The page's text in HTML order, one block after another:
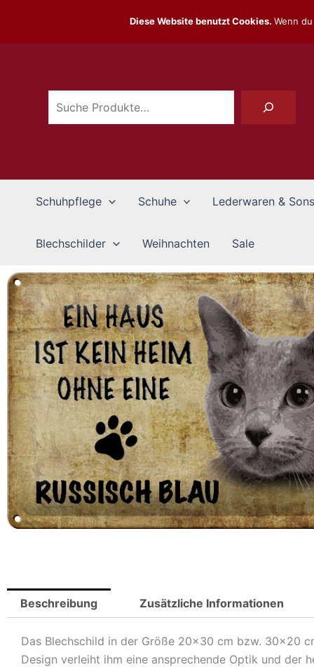
springen Suchen
Schuhpflege Schuhe Lederwaren &
Blechschilder Weihnachten Sale
Beschreibung Zusätzliche Informationen
Das Blechschild in der Größe 20×30 cm bzw. 30×20
Design verleiht ihm eine ansprechende Optik und der
Diese Website benutzt Cookies. Wenn